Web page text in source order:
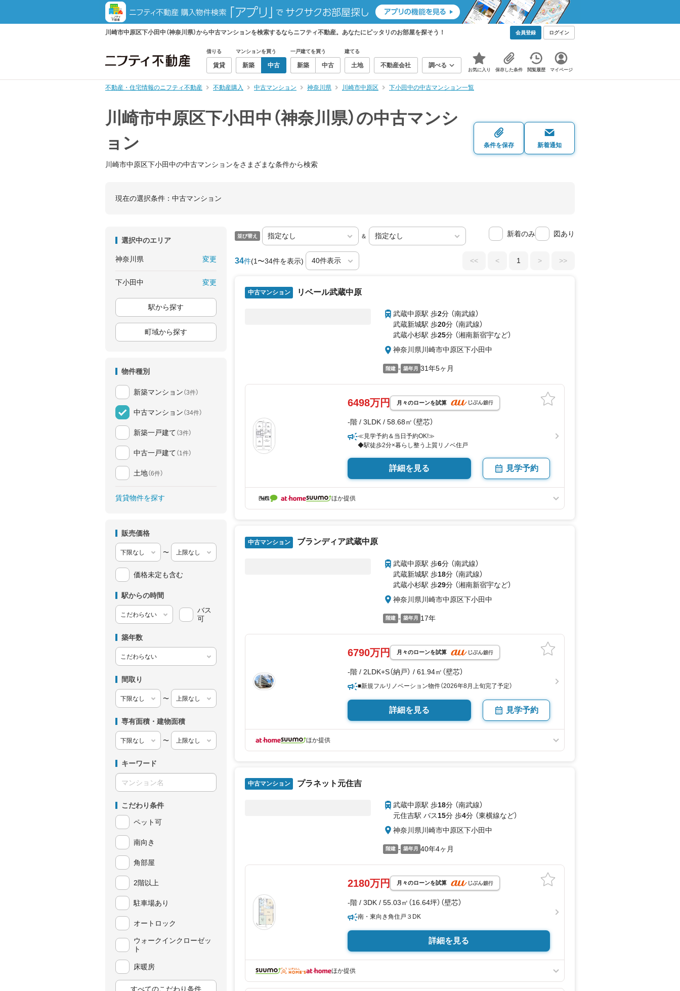
川崎市中原区下小田中（神奈川県）から中古マンションを検索するならニフティ不動産。あなたにピッタリのお部屋を探そう！ 会員登録 ログイン
借りる
賃貸
マンションを買う
新築 中古
一戸建てを買う
新築 中古
建てる
土地 不動産会社 調べる
お気に入り 保存した条件 閲覧履歴 マイページ
不動産・住宅情報のニフティ不動産 不動産購入 中古マンション 神奈川県 川崎市中原区 下小田中の中古マンション一覧
川崎市中原区下小田中（神奈川県）の中古マンシ
ョン
川崎市中原区下小田中の中古マンションをさまざまな条件から検索
条件を保存 新着通知
現在の選択条件： 中古マンション
選択中のエリア
神奈川県 変更
下小田中 変更
駅から探す
町域から探す
物件種別
新築マンション （3件）
中古マンション （34件）
新築一戸建て （3件）
中古一戸建て （1件）
土地（6件）
賃貸物件を探す
販売価格
〜
価格未定も含む
駅からの時間
バス
可
築年数
間取り
〜
専有面積・建物面積
〜
キーワード
こだわり条件
ペット可
南向き
角部屋
2階以上
駐車場あり
オートロック
ウォークインクローゼッ
ト
床暖房
すべてのこだわり条件
並び替え ＆ 新着のみ 図あり
34件(1〜34件を表示) << < 1 > >>
中古マンション リベール武蔵中原
武蔵中原駅 歩2分 （南武線）
武蔵新城駅 歩20分 （南武線）
武蔵小杉駅 歩25分 （湘南新宿宇など）
神奈川県川崎市中原区下小田中
階建 - 築年月 31年5ヶ月
6498万円 月々のローンを試算
-階 / 3LDK / 58.68㎡（壁芯）
≪見学予約＆当日予約OK!≫
◆駅徒歩2分×暮らし整う上質リノベ住戸
詳細を見る 見学予約
ほか提供
中古マンション ブランディア武蔵中原
武蔵中原駅 歩6分 （南武線）
武蔵新城駅 歩18分 （南武線）
武蔵小杉駅 歩29分 （湘南新宿宇など）
神奈川県川崎市中原区下小田中
階建 - 築年月 17年
6790万円 月々のローンを試算
-階 / 2LDK+S（納戸） / 61.94㎡（壁芯）
■新規フルリノベーション物件（2026年8月上旬完了予定）
詳細を見る 見学予約
ほか提供
中古マンション プラネット元住吉
武蔵中原駅 歩18分 （南武線）
元住吉駅 バス15分 歩4分 （東横線など）
神奈川県川崎市中原区下小田中
階建 - 築年月 40年4ヶ月
2180万円 月々のローンを試算
-階 / 3DK / 55.03㎡（16.64坪）（壁芯）
南・東向き角住戸３DK
詳細を見る
ほか提供